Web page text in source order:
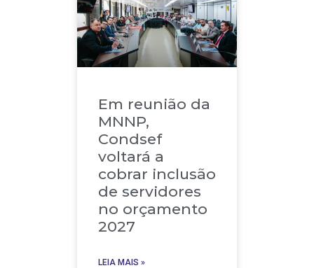
Em reunião da
MNNP,
Condsef
voltará a
cobrar inclusão
de servidores
no orçamento
2027
LEIA MAIS »